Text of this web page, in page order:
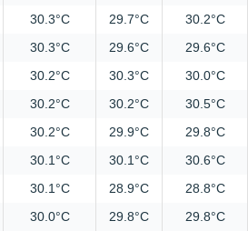
30.3°C 29.7°C
30.2°C
30.3°C 29.6°C
29.6°C
30.2°C 30.3°C
30.0°C
30.2°C 30.2°C
30.5°C
30.2°C 29.9°C
29.8°C
30.1°C 30.1°C
30.6°C
30.1°C 28.9°C
28.8°C
30.0°C 29.8°C
29.8°C